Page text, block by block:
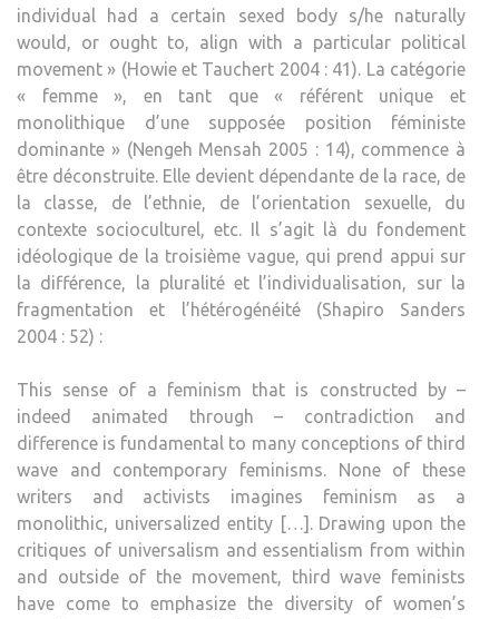
individual had a certain sexed body s/he naturally
would, or ought to, align with a particular political
movement » (Howie et Tauchert 2004 : 41). La catégorie
« femme », en tant que « référent unique et
monolithique d’une supposée position féministe
dominante » (Nengeh Mensah 2005 : 14), commence à
être déconstruite. Elle devient dépendante de la race, de
la classe, de l’ethnie, de l’orientation sexuelle, du
contexte socioculturel, etc. Il s’agit là du fondement
idéologique de la troisième vague, qui prend appui sur
la différence, la pluralité et l’individualisation, sur la
fragmentation et l’hétérogénéité (Shapiro Sanders
2004 : 52) :
This sense of a feminism that is constructed by –
indeed animated through – contradiction and
difference is fundamental to many conceptions of third
wave and contemporary feminisms. None of these
writers and activists imagines feminism as a
monolithic, universalized entity […]. Drawing upon the
critiques of universalism and essentialism from within
and outside of the movement, third wave feminists
have come to emphasize the diversity of women’s